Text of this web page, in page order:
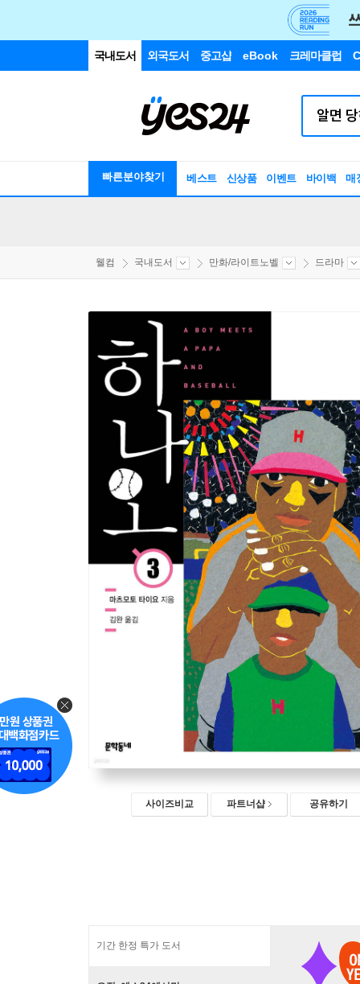
국내도서 외국도서 중고샵 eBook 크레마클럽
빠른분야찾기 베스트 신상품 이벤트 바이백 매
웰컴 국내도서 만화/라이트노벨 드라마
사이즈비교 파트너샵 공유하기
기간 한정 특가 도서